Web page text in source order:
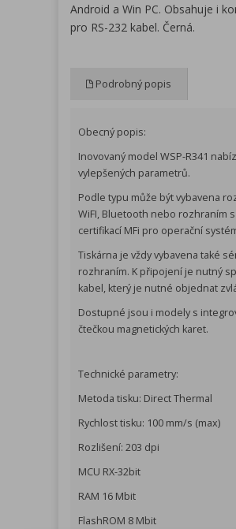
Android a Win PC. Obsahuje i
pro RS-232 kabel. Černá.
Podrobný popis
Obecný popis:
Inovovaný model WSP-R341
vylepšených parametrů.
Podle typu může být vybavena
WiFI, Bluetooth nebo rozhraním s
certifikací MFi pro operační
Tiskárna je vždy vybavena také
rozhraním. K připojení je nutný
kabel, který je nutné objednat
Dostupné jsou i modely s
čtečkou magnetických karet.
Technické parametry:
Metoda tisku: Direct Thermal
Rychlost tisku: 100 mm/s (max)
Rozlišení: 203 dpi
MCU RX-32bit
RAM 16 Mbit
FlashROM 8 Mbit